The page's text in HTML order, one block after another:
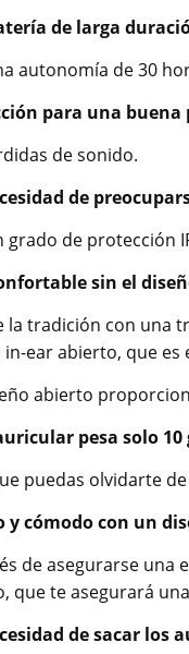
de larga
autonomía de 30
para una buena
de sonido.
de
grado de protección
sin el
la tradición con una
in-ear abierto, que
abierto
pesa solo 10
puedas olvidarte
y cómodo con un
de asegurarse una
que te asegurará
de sacar los